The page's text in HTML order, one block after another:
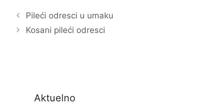
Pileći odresci u umaku
Kosani pileći odresci
Aktuelno